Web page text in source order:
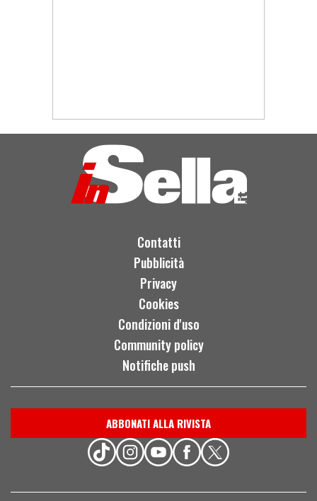
Contatti
Pubblicità
Privacy
Cookies
Condizioni d'uso
Community policy
Notifiche push
ABBONATI ALLA RIVISTA